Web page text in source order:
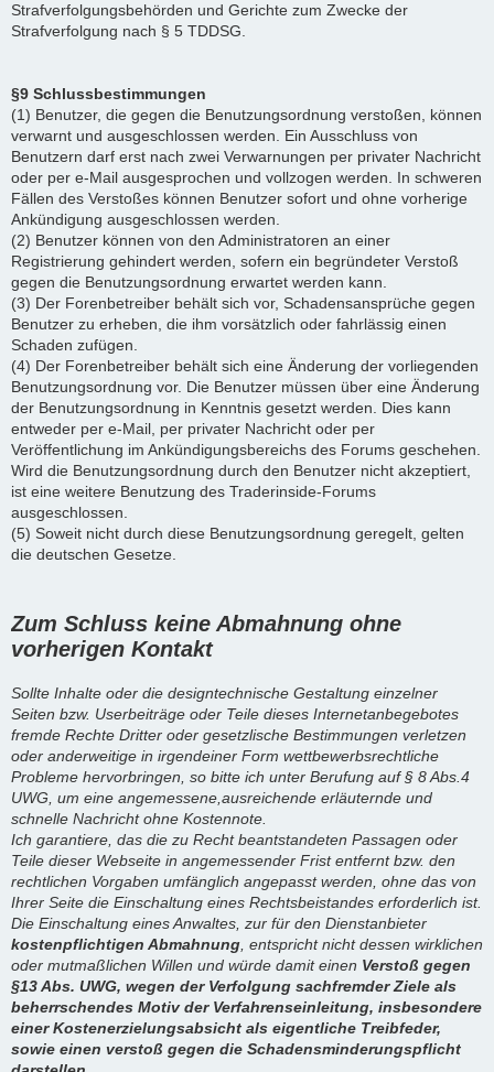
Strafverfolgungsbehörden und Gerichte zum Zwecke der
Strafverfolgung nach § 5 TDDSG.
§9 Schlussbestimmungen
(1) Benutzer, die gegen die Benutzungsordnung verstoßen, können
verwarnt und ausgeschlossen werden. Ein Ausschluss von
Benutzern darf erst nach zwei Verwarnungen per privater Nachricht
oder per e-Mail ausgesprochen und vollzogen werden. In schweren
Fällen des Verstoßes können Benutzer sofort und ohne vorherige
Ankündigung ausgeschlossen werden.
(2) Benutzer können von den Administratoren an einer
Registrierung gehindert werden, sofern ein begründeter Verstoß
gegen die Benutzungsordnung erwartet werden kann.
(3) Der Forenbetreiber behält sich vor, Schadensansprüche gegen
Benutzer zu erheben, die ihm vorsätzlich oder fahrlässig einen
Schaden zufügen.
(4) Der Forenbetreiber behält sich eine Änderung der vorliegenden
Benutzungsordnung vor. Die Benutzer müssen über eine Änderung
der Benutzungsordnung in Kenntnis gesetzt werden. Dies kann
entweder per e-Mail, per privater Nachricht oder per
Veröffentlichung im Ankündigungsbereichs des Forums geschehen.
Wird die Benutzungsordnung durch den Benutzer nicht akzeptiert,
ist eine weitere Benutzung des Traderinside-Forums
ausgeschlossen.
(5) Soweit nicht durch diese Benutzungsordnung geregelt, gelten
die deutschen Gesetze.
Zum Schluss keine Abmahnung ohne
vorherigen Kontakt
Sollte Inhalte oder die designtechnische Gestaltung einzelner
Seiten bzw. Userbeiträge oder Teile dieses Internetanbegebotes
fremde Rechte Dritter oder gesetzlische Bestimmungen verletzen
oder anderweitige in irgendeiner Form wettbewerbsrechtliche
Probleme hervorbringen, so bitte ich unter Berufung auf § 8 Abs.4
UWG, um eine angemessene,ausreichende erläuternde und
schnelle Nachricht ohne Kostennote.
Ich garantiere, das die zu Recht beantstandeten Passagen oder
Teile dieser Webseite in angemessender Frist entfernt bzw. den
rechtlichen Vorgaben umfänglich angepasst werden, ohne das von
Ihrer Seite die Einschaltung eines Rechtsbeistandes erforderlich ist.
Die Einschaltung eines Anwaltes, zur für den Dienstanbieter
kostenpflichtigen Abmahnung , entspricht nicht dessen wirklichen
oder mutmaßlichen Willen und würde damit einen Verstoß gegen
§13 Abs. UWG, wegen der Verfolgung sachfremder Ziele als
beherrschendes Motiv der Verfahrenseinleitung, insbesondere
einer Kostenerzielungsabsicht als eigentliche Treibfeder,
sowie einen verstoß gegen die Schadensminderungspflicht